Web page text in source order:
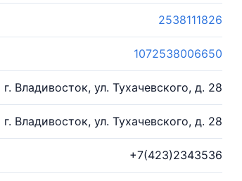
2538111826
1072538006650
г. Владивосток, ул. Тухачевского, д. 28
г. Владивосток, ул. Тухачевского, д. 28
+7(423)2343536